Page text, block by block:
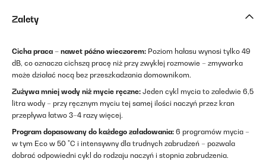
Zalety
Cicha praca – nawet późno wieczorem: Poziom hałasu wynosi tylko 49
dB, co oznacza cichszą pracę niż przy zwykłej rozmowie – zmywarka
może działać nocą bez przeszkadzania domownikom.
Zużywa mniej wody niż mycie ręczne: Jeden cykl mycia to zaledwie 6,5
litra wody – przy ręcznym myciu tej samej ilości naczyń przez kran
przepływa łatwo 3–4 razy więcej.
Program dopasowany do każdego załadowania: 6 programów mycia –
w tym Eco w 50 °C i intensywny dla trudnych zabrudzeń – pozwala
dobrać odpowiedni cykl do rodzaju naczyń i stopnia zabrudzenia.